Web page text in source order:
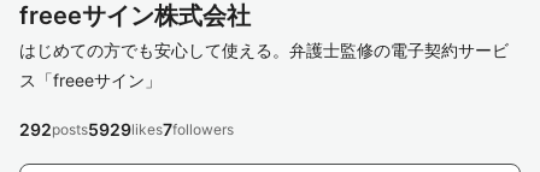
freeeサイン株式会社
はじめての方でも安心して使える。弁護士監修の電子契約サービ
ス「freeeサイン」
292posts5929likes7followers